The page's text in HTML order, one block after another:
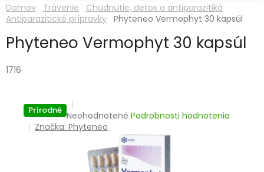
VITAMÍNY
MINERÁLY
KOZMETIKA
TRÁVENIE
EROTIKA
Domov Trávenie
Chudnutie, detox a antiparazitiká
Antiparazitické prípravky Phyteneo Vermophyt 30 kapsúl
Phyteneo Vermophyt 30 kapsúl
1716
Prírodné Priemerné
hodnotenie
Neohodnotené Podrobnosti hodnotenia
Značka:Phyteneo